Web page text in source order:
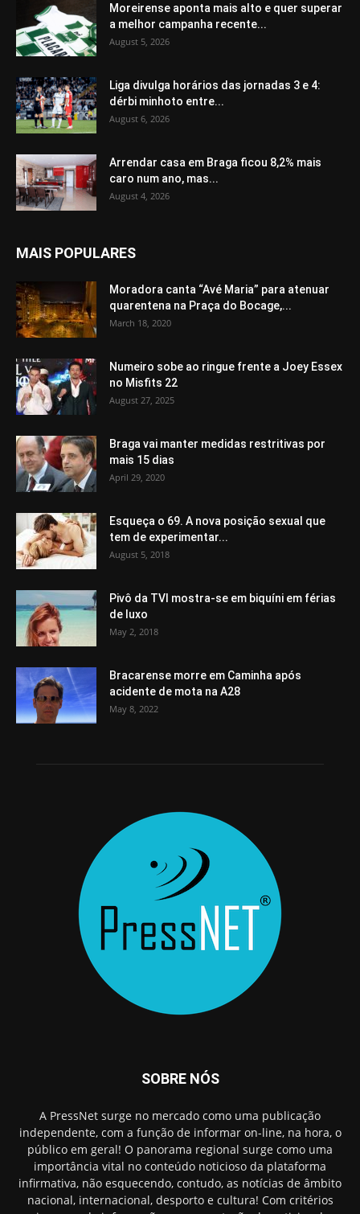
Moreirense aponta mais alto e quer superar
a melhor campanha recente...
August 5, 2026
Liga divulga horários das jornadas 3 e 4:
dérbi minhoto entre...
August 6, 2026
Arrendar casa em Braga ficou 8,2% mais
caro num ano, mas...
August 4, 2026
MAIS POPULARES
Moradora canta “Avé Maria” para atenuar
quarentena na Praça do Bocage,...
March 18, 2020
Numeiro sobe ao ringue frente a Joey Essex
no Misfits 22
August 27, 2025
Braga vai manter medidas restritivas por
mais 15 dias
April 29, 2020
Esqueça o 69. A nova posição sexual que
tem de experimentar...
August 5, 2018
Pivô da TVI mostra-se em biquíni em férias
de luxo
May 2, 2018
Bracarense morre em Caminha após
acidente de mota na A28
May 8, 2022
SOBRE NÓS
A PressNet surge no mercado como uma publicação
independente, com a função de informar on-line, na hora, o
público em geral! O panorama regional surge como uma
importância vital no conteúdo noticioso da plataforma
infirmativa, não esquecendo, contudo, as notícias de âmbito
nacional, internacional, desporto e cultura! Com critérios